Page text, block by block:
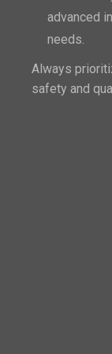
advanced
needs.
Always
safety and